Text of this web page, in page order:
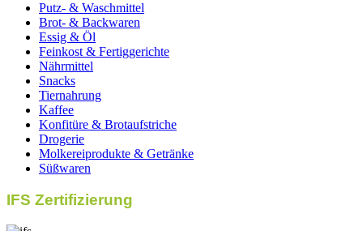
Putz- & Waschmittel
Brot- & Backwaren
Essig & Öl
Feinkost & Fertiggerichte
Nährmittel
Snacks
Tiernahrung
Kaffee
Konfitüre & Brotaufstriche
Drogerie
Molkereiprodukte & Getränke
Süßwaren
IFS Zertifizierung